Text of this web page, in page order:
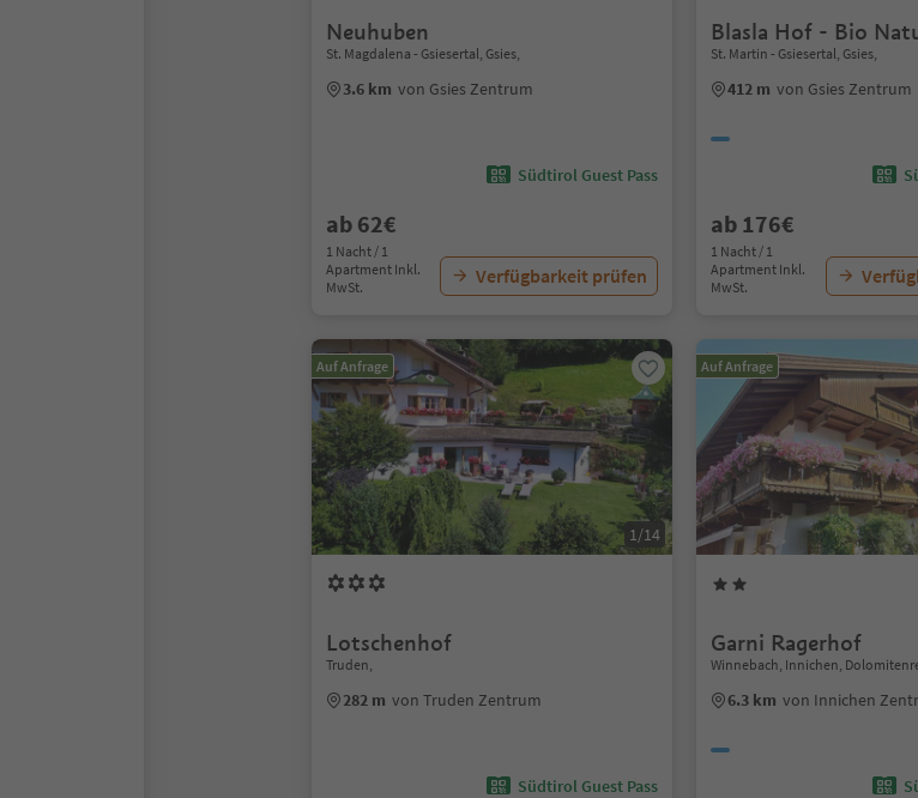
Neuhuben
St. Magdalena - Gsiesertal, Gsies,
3.6 km von Gsies Zentrum
Südtirol Guest Pass
ab 62€
1 Nacht / 1
Apartment Inkl.
MwSt.
Verfügbarkeit prüfen
Blasla Hof - Bio
St. Martin - Gsiesertal, Gsies,
412 m von Gsies Zentrum
ab 176€
1 Nacht / 1
Apartment Inkl.
MwSt.
Auf Anfrage
1/14
Lotschenhof
Truden,
282 m von Truden Zentrum
Südtirol Guest Pass
Auf Anfrage
Garni Ragerhof
Winnebach, Innichen,
6.3 km von Innichen